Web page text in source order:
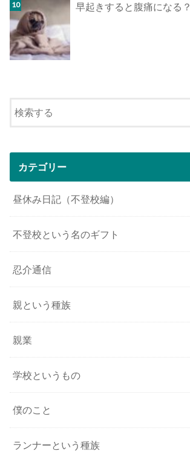
早起きすると腹痛になる？
カテゴリー
昼休み日記（不登校編）
不登校という名のギフト
忍介通信
親という種族
親業
学校というもの
僕のこと
ランナーという種族